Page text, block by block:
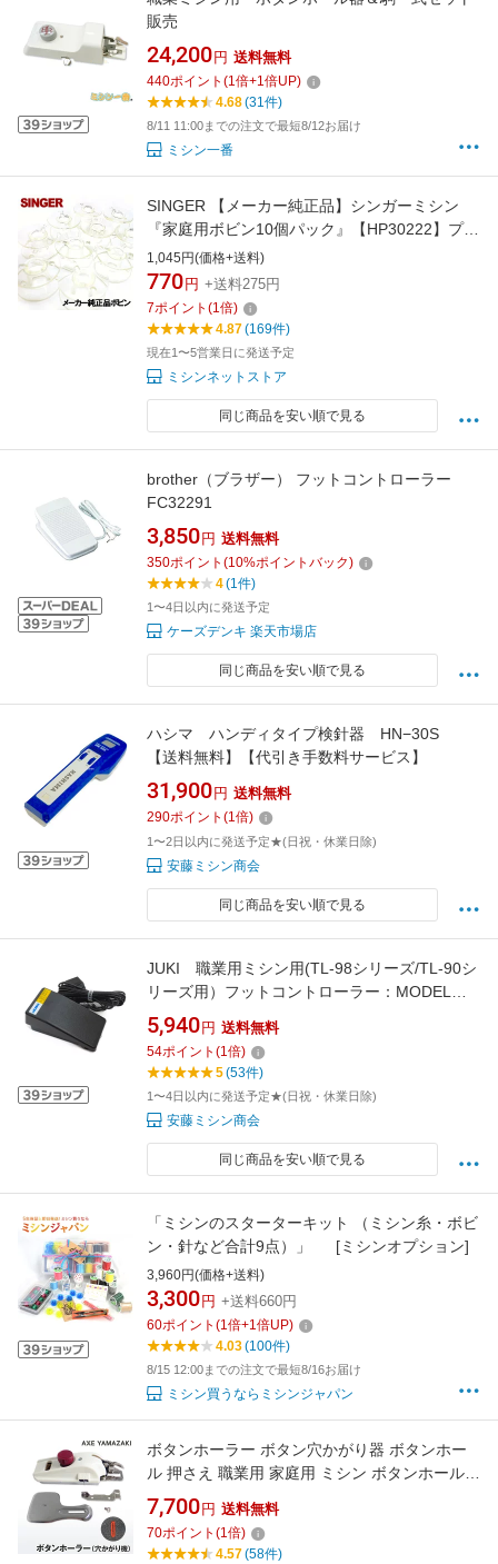
販売
24,200 円 送料無料
440ポイント (1倍+1倍UP)
4.68(31件)
8/11 11:00までの注文で最短8/12お届け
ミシン一番
SINGER 【メーカー純正品】シンガーミシン
『家庭用ボビン10個パック』【HP30222】プラ
スチック製(11.5mm用)
1,045円(価格+送料)
770 円 +送料275円
7ポイント (1倍)
4.87(169件)
現在1〜5営業日に発送予定
ミシンネットストア
同じ商品を安い順で見る
brother（ブラザー） フットコントローラー
FC32291
3,850 円 送料無料
350ポイント (10%ポイントバック)
4(1件)
1〜4日以内に発送予定
ケーズデンキ 楽天市場店
同じ商品を安い順で見る
ハシマ ハンディタイプ検針器 HN−30S
【送料無料】【代引き手数料サービス】
31,900 円 送料無料
290ポイント (1倍)
1〜2日以内に発送予定★(日祝・休業日除)
安藤ミシン商会
同じ商品を安い順で見る
JUKI 職業用ミシン用(TL-98シリーズ/TL-90シ
リーズ用）フットコントローラー：MODEL
YC-485（四角型）【送料無料】【代引き手数料
サービス】
5,940 円 送料無料
54ポイント (1倍)
5(53件)
1〜4日以内に発送予定★(日祝・休業日除)
安藤ミシン商会
同じ商品を安い順で見る
「ミシンのスターターキット （ミシン糸・ボビ
ン・針など合計9点）」 [ミシンオプション]
3,960円(価格+送料)
3,300 円 +送料660円
60ポイント (1倍+1倍UP)
4.03(100件)
8/15 12:00までの注文で最短8/16お届け
ミシン買うならミシンジャパン
ボタンホーラー ボタン穴かがり器 ボタンホー
ル 押さえ 職業用 家庭用 ミシン ボタンホール縫
い ミシン部品 アックスヤマザキ ボタン穴かが
り ボタン付け ボタンつけ シャツ ボタン
7,700 円 送料無料
70ポイント (1倍)
4.57(58件)